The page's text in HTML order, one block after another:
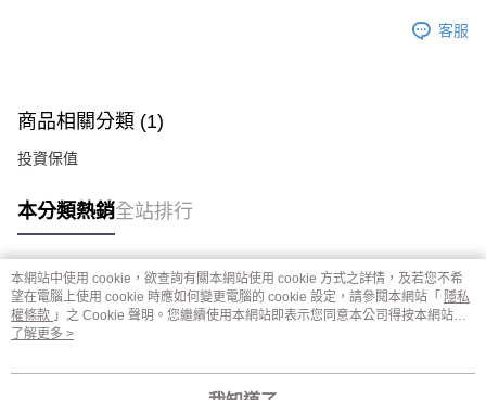
客服
商品相關分類 (1)
投資保值
本分類熱銷全站排行
熱門標籤
本網站中使用 cookie，欲查詢有關本網站使用 cookie 方式之詳情，及若您不希
望在電腦上使用 cookie 時應如何變更電腦的 cookie 設定，請參閱本網站「 隱私
權條款 」之 Cookie 聲明。您繼續使用本網站即表示您同意本公司得按本網站使
用條款之 Cookie 聲明使用 cookie。
了解更多 >